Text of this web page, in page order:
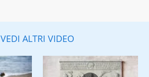
VEDI ALTRI VIDEO